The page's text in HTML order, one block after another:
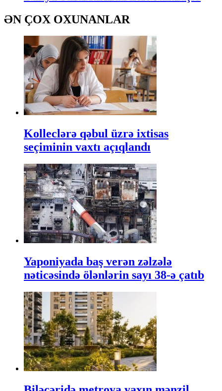
ƏN ÇOX OXUNANLAR
Kolleclərə qəbul üzrə ixtisas
seçiminin vaxtı açıqlandı
Yaponiyada baş verən zəlzələ
nəticəsində ölənlərin sayı 38-ə çatıb